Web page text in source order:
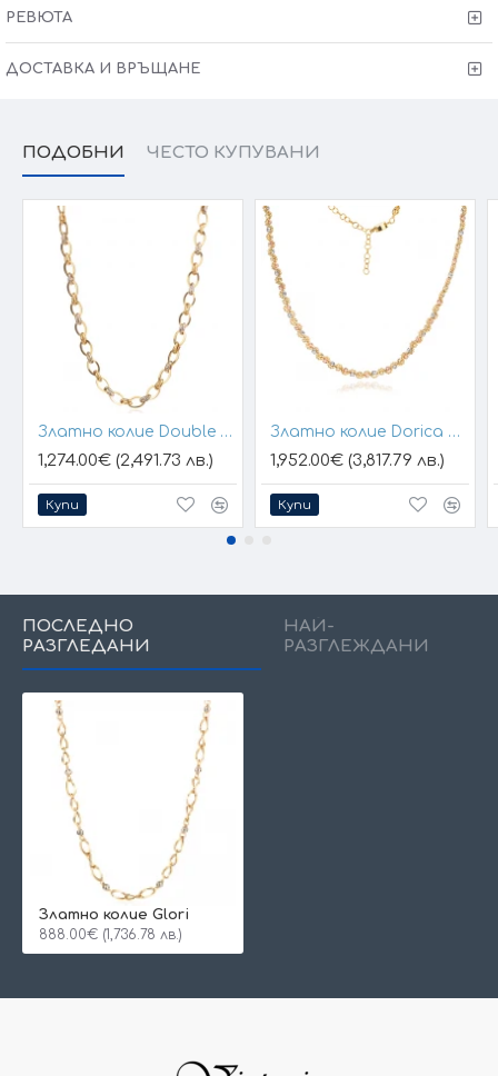
Произведено в България.
* Тъй като нашите продукти се изработват изцяло ръчно, крайната
цена и теглото могат да варират (+/- 10% в зависимост от размера
на изделието). При онлайн поръчка наш консултант ще се свърже с
Вас, за да уточните всички индивидуални детайли и изисквания за
изработката.
РЕВЮТА
ДОСТАВКА И ВРЪЩАНЕ
ПОДОБНИ ЧЕСТО КУПУВАНИ
Златно колие Double Line
1,274.00€ (2,491.73 лв.)
Купи
Златно колие Dorica Belora
1,952.00€ (3,817.79 лв.)
Купи
ПОСЛЕДНО
РАЗГЛЕДАНИ
НАЙ-
РАЗГЛЕЖДАНИ
Златно колие Glori
888.00€ (1,736.78 лв.)